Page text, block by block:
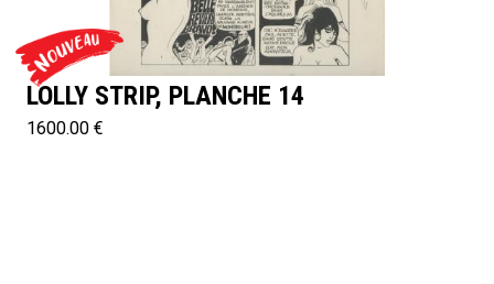
LOLLY STRIP, PLANCHE 14
1600.00 €